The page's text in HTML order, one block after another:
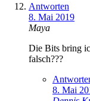
Antworten
8. Mai 2019
Maya
Die Bits bring
falsch???
8. Mai